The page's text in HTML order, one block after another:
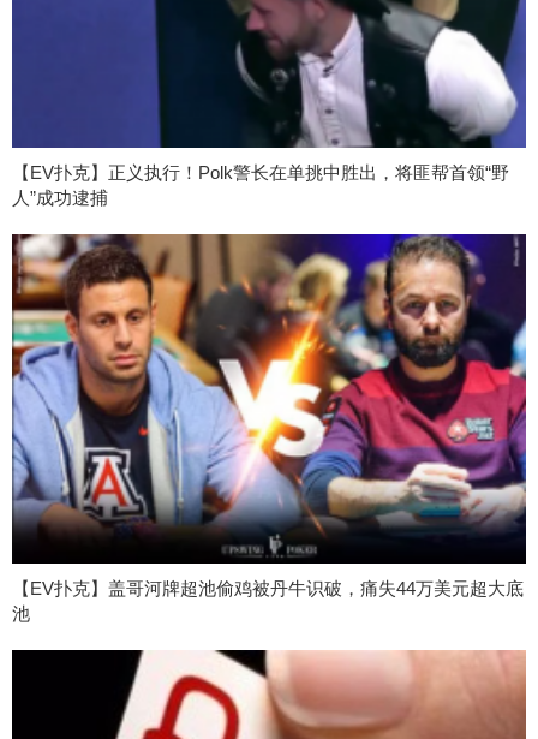
【EV扑克】正义执行！Polk警长在单挑中胜出，将匪帮首领“野
人”成功逮捕
【EV扑克】盖哥河牌超池偷鸡被丹牛识破，痛失44万美元超大底
池